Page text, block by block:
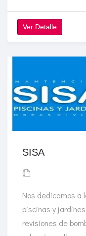
Ver Detalle
SISA
Nos dedicamos a
piscinas y
revisiones de